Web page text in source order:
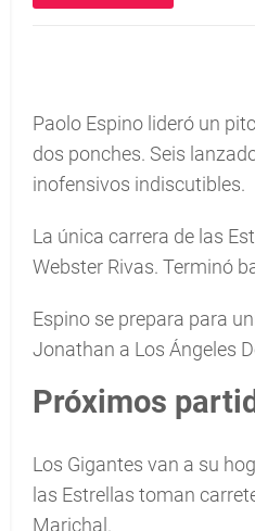
Paolo Espino lideró un
dos ponches. Seis
inofensivos indiscutibles.
La única carrera de las
Webster Rivas. Terminó
Espino se prepara para
Jonathan a Los Ángeles
Próximos
Los Gigantes van a su
las Estrellas toman
Marichal.